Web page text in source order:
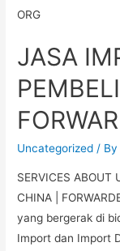
JASA
Uncategorized /
SERVICES ABOUT
CHINA |
yang bergerak di
Import dan Import